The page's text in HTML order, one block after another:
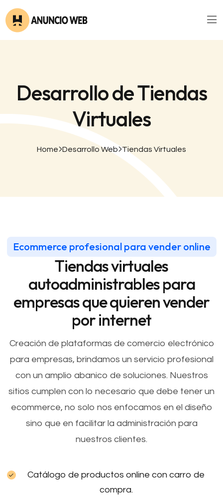
Desarrollo de Tiendas
Virtuales
Home Desarrollo Web Tiendas Virtuales
Ecommerce profesional para vender online
Tiendas virtuales
autoadministrables para
empresas que quieren vender
por internet
Creación de plataformas de comercio electrónico
para empresas, brindamos un servicio profesional
con un amplio abanico de soluciones. Nuestros
sitios cumplen con lo necesario que debe tener un
ecommerce, no solo nos enfocamos en el diseño
sino que en facilitar la administración para
nuestros clientes.
Catálogo de productos online con carro de
compra.